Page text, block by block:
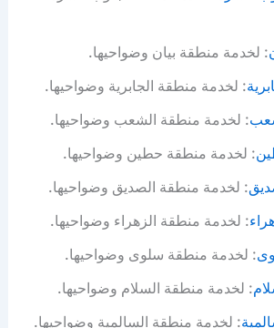
: لخدمة منطقة بيان وضواحيها.
: لخدمة منطقة الجابرية وضواحيها.
: لخدمة منطقة الشعب وضواحيها.
: لخدمة منطقة حطين وضواحيها.
: لخدمة منطقة الصديق وضواحيها.
: لخدمة منطقة الزهراء وضواحيها.
: لخدمة منطقة سلوى وضواحيها.
: لخدمة منطقة السلام وضواحيها.
: لخدمة منطقة السالمية وضواحيها.